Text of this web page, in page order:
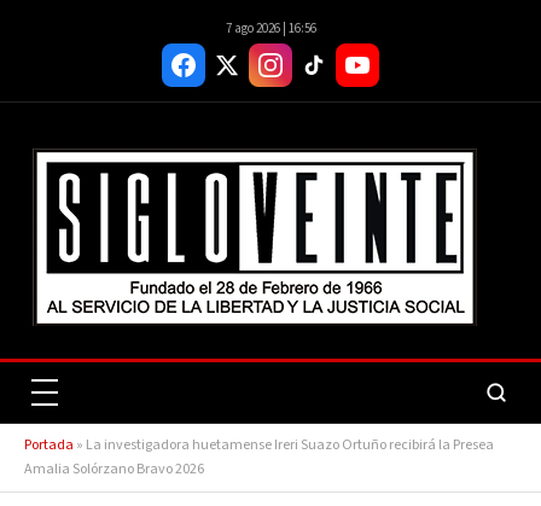
7 ago 2026 | 16:56
Portada » La investigadora huetamense Ireri Suazo Ortuño recibirá la Presea
Amalia Solórzano Bravo 2026